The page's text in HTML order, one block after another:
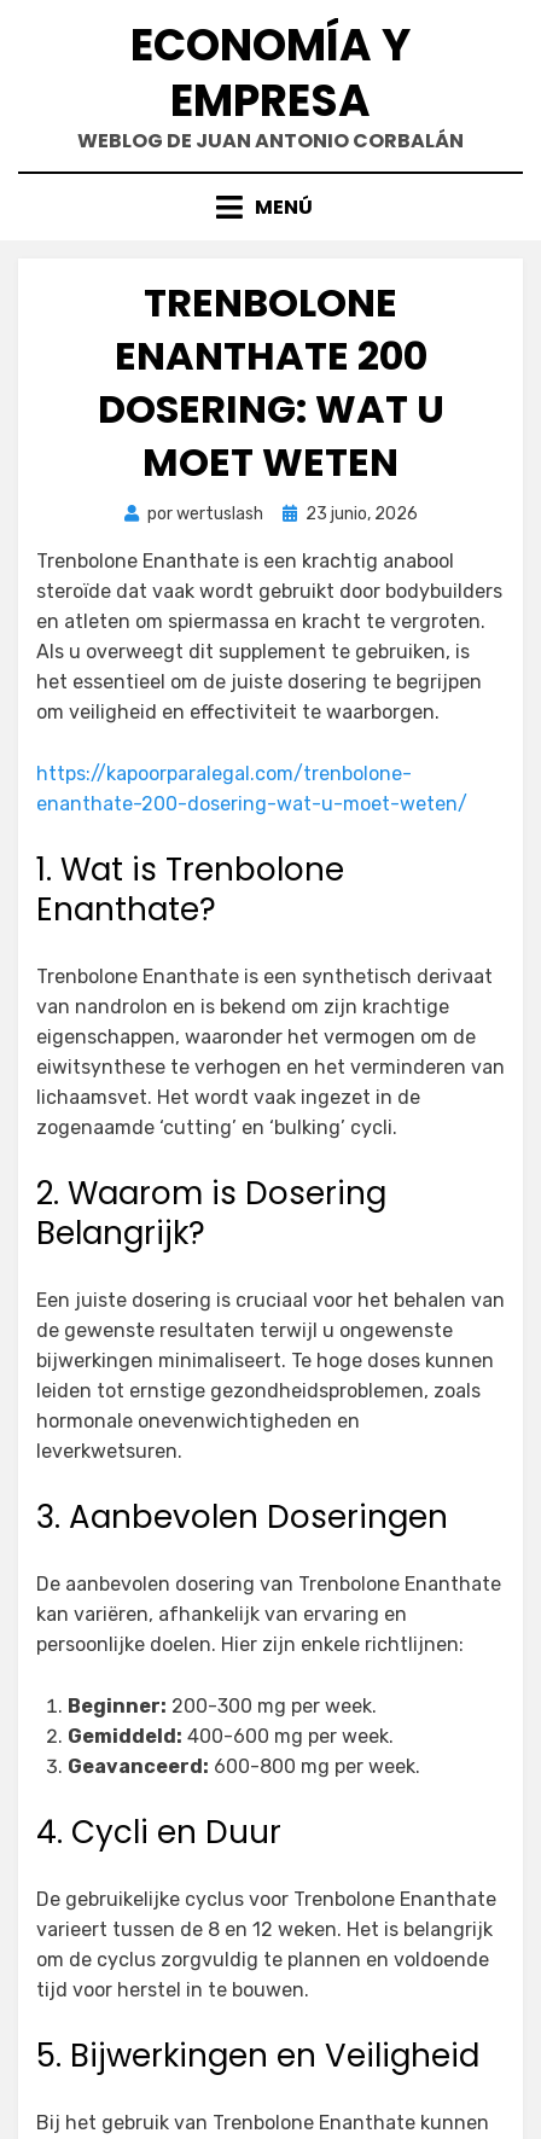
ECONOMÍA Y
EMPRESA
WEBLOG DE JUAN ANTONIO CORBALÁN
MENÚ
TRENBOLONE
ENANTHATE 200
DOSERING: WAT U
MOET WETEN
porwertuslash
Publicada
23 junio, 2026
Trenbolone Enanthate is een krachtig anabool
steroïde dat vaak wordt gebruikt door bodybuilders
en atleten om spiermassa en kracht te vergroten.
Als u overweegt dit supplement te gebruiken, is
het essentieel om de juiste dosering te begrijpen
om veiligheid en effectiviteit te waarborgen.
https://kapoorparalegal.com/trenbolone-
enanthate-200-dosering-wat-u-moet-weten/
1. Wat is Trenbolone
Enanthate?
Trenbolone Enanthate is een synthetisch derivaat
van nandrolon en is bekend om zijn krachtige
eigenschappen, waaronder het vermogen om de
eiwitsynthese te verhogen en het verminderen van
lichaamsvet. Het wordt vaak ingezet in de
zogenaamde ‘cutting’ en ‘bulking’ cycli.
2. Waarom is Dosering
Belangrijk?
Een juiste dosering is cruciaal voor het behalen van
de gewenste resultaten terwijl u ongewenste
bijwerkingen minimaliseert. Te hoge doses kunnen
leiden tot ernstige gezondheidsproblemen, zoals
hormonale onevenwichtigheden en
leverkwetsuren.
3. Aanbevolen Doseringen
De aanbevolen dosering van Trenbolone Enanthate
kan variëren, afhankelijk van ervaring en
persoonlijke doelen. Hier zijn enkele richtlijnen:
Beginner: 200-300 mg per week.
Gemiddeld: 400-600 mg per week.
Geavanceerd: 600-800 mg per week.
4. Cycli en Duur
De gebruikelijke cyclus voor Trenbolone Enanthate
varieert tussen de 8 en 12 weken. Het is belangrijk
om de cyclus zorgvuldig te plannen en voldoende
tijd voor herstel in te bouwen.
5. Bijwerkingen en Veiligheid
Bij het gebruik van Trenbolone Enanthate kunnen